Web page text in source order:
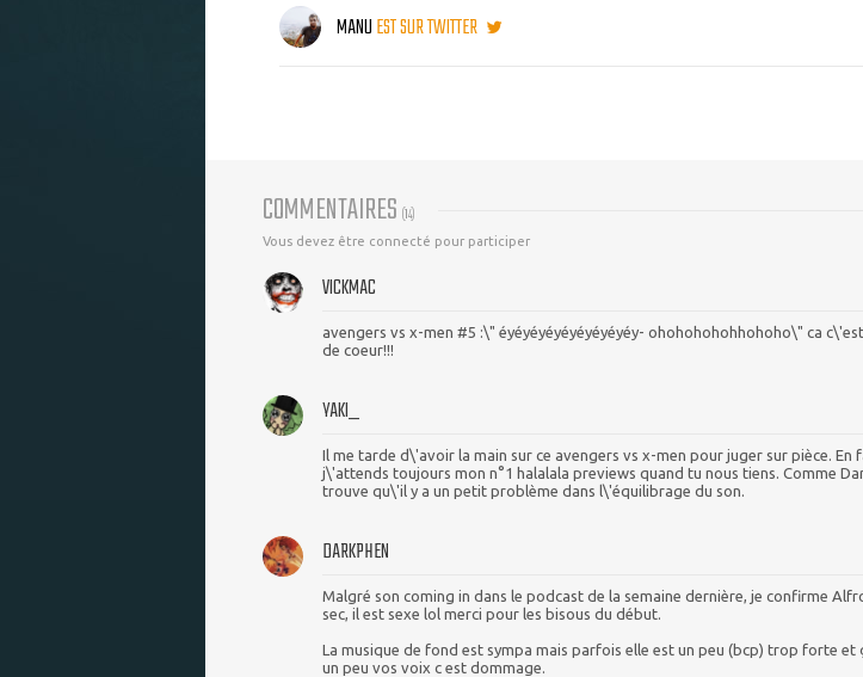
MANUEST SUR TWITTER
COMMENTAIRES (14)
Vous devez être connecté pour participer
VICKMAC
avengers vs x-men #5 :\" éyéyéyéyéyéyéyéyéy- ohohohohohhohoho\" ca
de coeur!!!
YAKI_
Il me tarde d\'avoir la main sur ce avengers vs x-men pour juger sur pièce. En
j\'attends toujours mon n°1 halalala previews quand tu nous tiens. Comme
trouve qu\'il y a un petit problème dans l\'équilibrage du son.
DARKPHEN
Malgré son coming in dans le podcast de la semaine dernière, je confirme
sec, il est sexe lol merci pour les bisous du début.
La musique de fond est sympa mais parfois elle est un peu (bcp) trop forte et
un peu vos voix c est dommage.